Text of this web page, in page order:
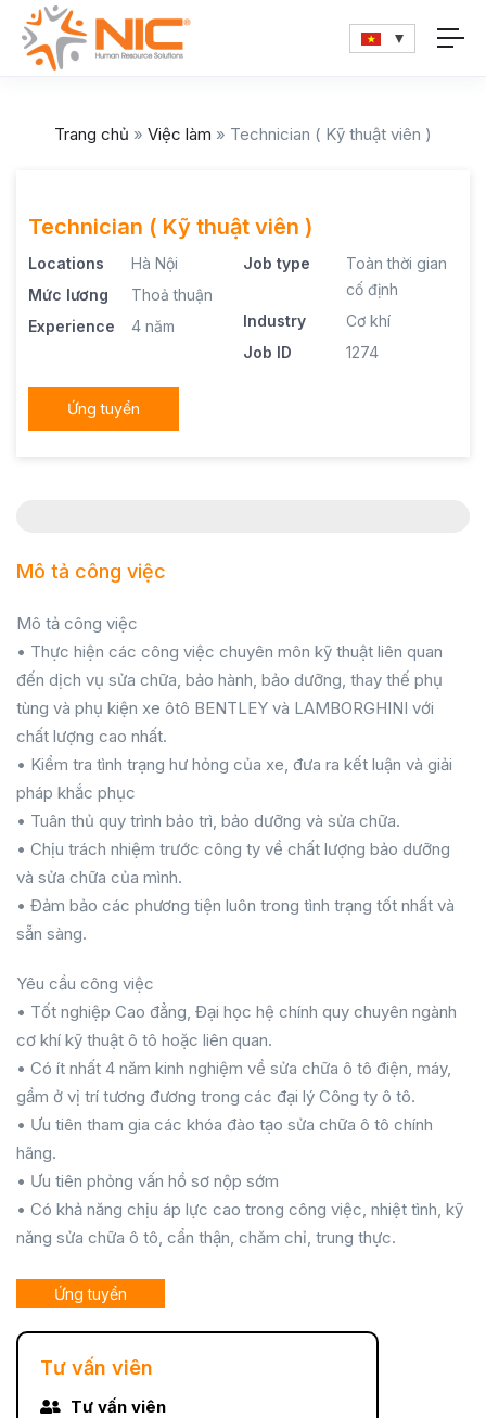
Trang chủ » Việc làm » Technician ( Kỹ thuật viên )
Technician ( Kỹ thuật viên )
Locations
Hà Nội
Mức lương
Thoả thuận
Experience
4 năm
Job type
Toàn thời gian
cố định
Industry
Cơ khí
Job ID
1274
Ứng tuyển
Mô tả công việc
Mô tả công việc
• Thực hiện các công việc chuyên môn kỹ thuật liên quan
đến dịch vụ sửa chữa, bảo hành, bảo dưỡng, thay thế phụ
tùng và phụ kiện xe ôtô BENTLEY và LAMBORGHINI với
chất lượng cao nhất.
• Kiểm tra tình trạng hư hỏng của xe, đưa ra kết luận và giải
pháp khắc phục
• Tuân thủ quy trình bảo trì, bảo dưỡng và sửa chữa.
• Chịu trách nhiệm trước công ty về chất lượng bảo dưỡng
và sửa chữa của mình.
• Đảm bảo các phương tiện luôn trong tình trạng tốt nhất và
sẵn sàng.
Yêu cầu công việc
• Tốt nghiệp Cao đẳng, Đại học hệ chính quy chuyên ngành
cơ khí kỹ thuật ô tô hoặc liên quan.
• Có ít nhất 4 năm kinh nghiệm về sửa chữa ô tô điện, máy,
gầm ở vị trí tương đương trong các đại lý Công ty ô tô.
• Ưu tiên tham gia các khóa đào tạo sửa chữa ô tô chính
hãng.
• Ưu tiên phỏng vấn hồ sơ nộp sớm
• Có khả năng chịu áp lực cao trong công việc, nhiệt tình, kỹ
năng sửa chữa ô tô, cẩn thận, chăm chỉ, trung thực.
Ứng tuyển
Tư vấn viên
Tư vấn viên